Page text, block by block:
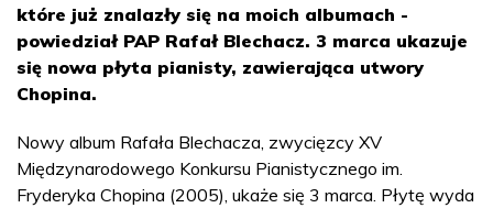
które już znalazły się na moich albumach -
powiedział PAP Rafał Blechacz. 3 marca ukazuje
się nowa płyta pianisty, zawierająca utwory
Chopina.
Nowy album Rafała Blechacza, zwycięzcy XV
Międzynarodowego Konkursu Pianistycznego im.
Fryderyka Chopina (2005), ukaże się 3 marca. Płytę wyda